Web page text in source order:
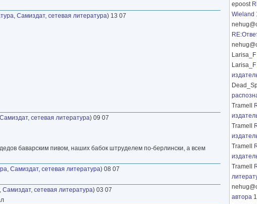
, Самиздат, сетевая литература) 13 07
Самиздат, сетевая литература) 09 07
баварским пивом, наших бабок штруделем по-берлински, а всем
, Самиздат, сетевая литература) 08 07
, Самиздат, сетевая литература) 03 07
epoost
Wieland
Larisa_F
Larisa_F
Tramell
Tramell
Tramell
Tramell
автора